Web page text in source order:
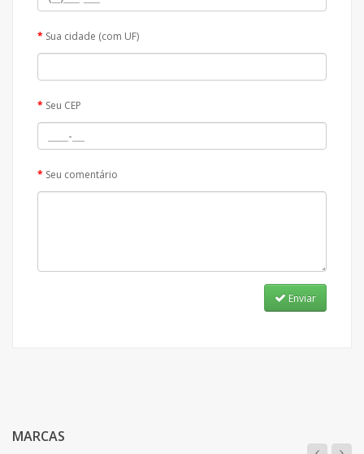
Sua cidade (com UF)
Seu CEP
Seu comentário
Enviar
MARCAS